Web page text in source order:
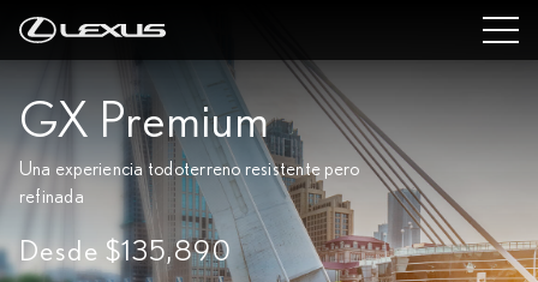
GX Premium
Una experiencia todoterreno resistente pero
refinada
Desde $135,890